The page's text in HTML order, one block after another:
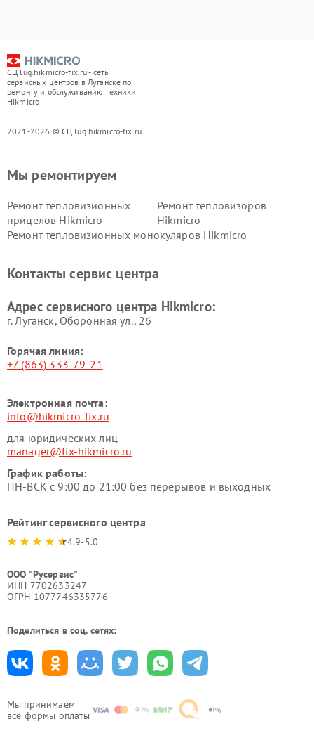
СЦ lug.hikmicro-fix.ru - сеть
сервисных центров в Луганске по
ремонту и обслуживанию техники
Hikmicro
2021-2026 © СЦ lug.hikmicro-fix.ru
Мы принимаем
все формы оплаты
Мы ремонтируем
Ремонт тепловизионных
прицелов Hikmicro
Ремонт тепловизоров
Hikmicro
Ремонт тепловизионных монокуляров Hikmicro
Контакты сервис центра
Адрес сервисного центра Hikmicro:
г. Луганск, Оборонная ул., 26
Горячая линия:
+7 (863) 333-79-21
Электронная почта:
info@hikmicro-fix.ru
для юридических лиц
manager@fix-hikmicro.ru
График работы:
ПН-ВСК с 9:00 до 21:00 без перерывов и выходных
Рейтинг сервисного центра
4.9-5.0
ООО "Русервис"
ИНН 7702633247
ОГРН 1077746335776
Поделиться в соц. сетях: